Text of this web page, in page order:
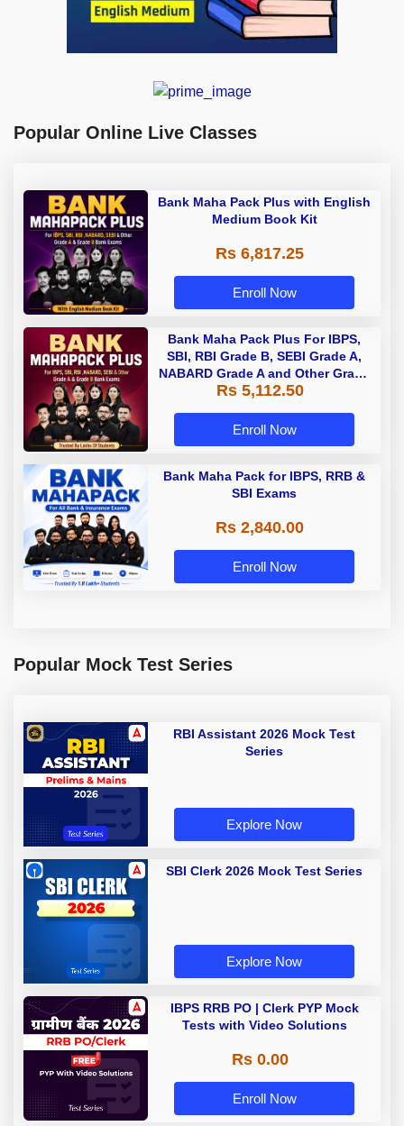
Popular Online Live Classes
Bank Maha Pack Plus with English
Medium Book Kit
Rs 6,817.25
Enroll Now
Bank Maha Pack Plus For IBPS,
SBI, RBI Grade B, SEBI Grade A,
NABARD Grade A and Other Grade
A & Grade B Bank Exams
Rs 5,112.50
Enroll Now
Bank Maha Pack for IBPS, RRB &
SBI Exams
Rs 2,840.00
Enroll Now
Popular Mock Test Series
RBI Assistant 2026 Mock Test
Series
Explore Now
SBI Clerk 2026 Mock Test Series
Explore Now
IBPS RRB PO | Clerk PYP Mock
Tests with Video Solutions
Rs 0.00
Enroll Now